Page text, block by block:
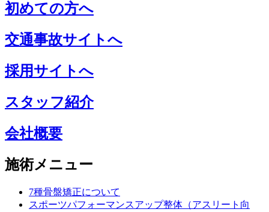
初めての方へ
交通事故サイトへ
採用サイトへ
スタッフ紹介
会社概要
施術メニュー
7種骨盤矯正について
スポーツパフォーマンスアップ整体（アスリート向